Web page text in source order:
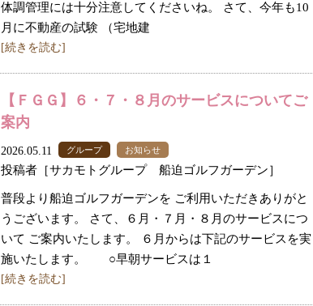
体調管理には十分注意してくださいね。 さて、今年も10
月に不動産の試験 （宅地建
[続きを読む]
【ＦＧＧ】６・７・８月のサービスについてご
案内
2026.05.11 グループ お知らせ
投稿者［サカモトグループ 船迫ゴルフガーデン］
普段より船迫ゴルフガーデンを ご利用いただきありがと
うございます。 さて、６月・７月・８月のサービスにつ
いて ご案内いたします。 ６月からは下記のサービスを実
施いたします。 ○早朝サービスは１
[続きを読む]